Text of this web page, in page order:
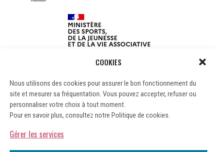
COOKIES
Nous utilisons des cookies pour assurer le bon fonctionnement du
site et mesurer sa fréquentation. Vous pouvez accepter, refuser ou
personnaliser votre choix à tout moment.
Pour en savoir plus, consultez notre Politique de cookies.
Gérer les services